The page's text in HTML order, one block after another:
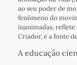
ao seu poder de
fenômeno do
inanimadas, reflete
Criador, é a fonte
A educação